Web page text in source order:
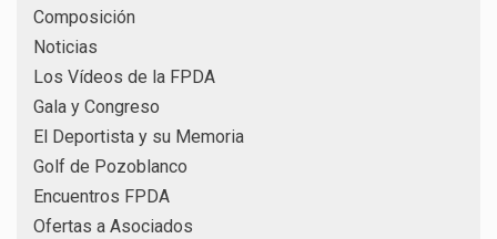
Composición
Noticias
Los Vídeos de la FPDA
Gala y Congreso
El Deportista y su Memoria
Golf de Pozoblanco
Encuentros FPDA
Ofertas a Asociados